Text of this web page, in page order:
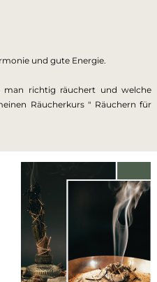
und gute Energie.
man richtig räuchert und welche
Räucherkurs " Räuchern für